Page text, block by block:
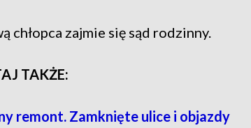
chłopca zajmie się sąd rodzinny.
TAKŻE:
remont. Zamknięte ulice i objazdy